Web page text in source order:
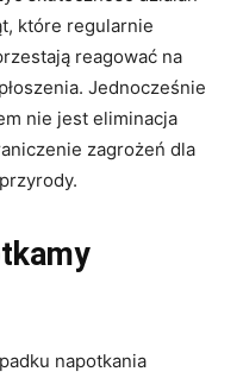
które regularnie
reagować na
Jednocześnie
nie jest eliminacja
zagrożeń dla
napotkania